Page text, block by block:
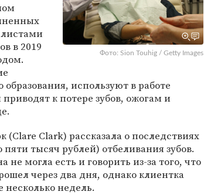
Фото: Sion Touhig / Getty Images
в 2019
используют в работе
к потере зубов, ожогам и
Clark) рассказала о последствиях
тысяч рублей) отбеливания зубов.
могла есть и говорить из-за того, что
через два дня, однако клиентка
недель.